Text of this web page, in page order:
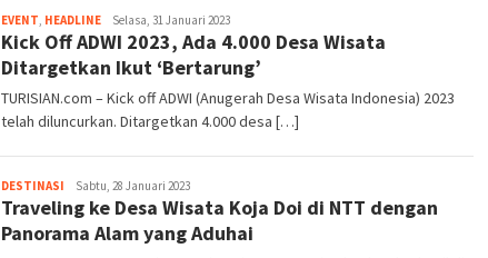
EVENT, HEADLINETim
Redaksi
Selasa, 31 Januari 2023
Kick Off ADWI 2023, Ada 4.000 Desa Wisata
Ditargetkan Ikut ‘Bertarung’
TURISIAN.com – Kick off ADWI (Anugerah Desa Wisata Indonesia) 2023
telah diluncurkan. Ditargetkan 4.000 desa […]
DESTINASI Iwan
Gunawan
Sabtu, 28 Januari 2023
Traveling ke Desa Wisata Koja Doi di NTT dengan
Panorama Alam yang Aduhai